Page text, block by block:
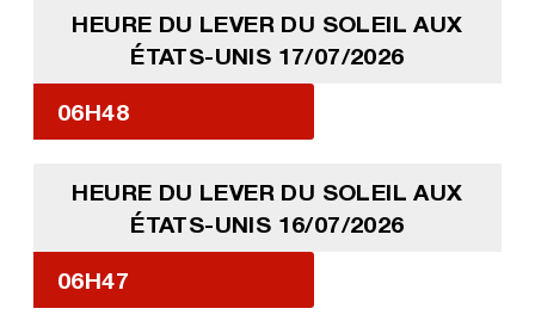
HEURE DU LEVER DU SOLEIL AUX
ÉTATS-UNIS 17/07/2026
06H48
HEURE DU LEVER DU SOLEIL AUX
ÉTATS-UNIS 16/07/2026
06H47